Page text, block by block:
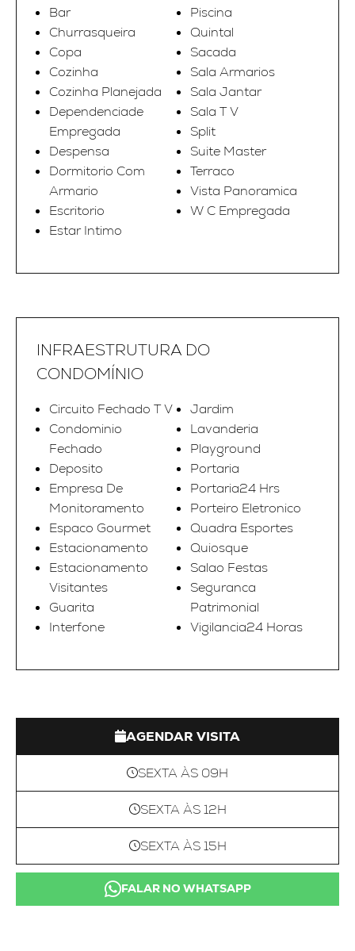
Bar
Churrasqueira
Copa
Cozinha
Cozinha Planejada
Dependenciade
Empregada
Despensa
Dormitorio Com
Armario
Escritorio
Estar Intimo
Piscina
Quintal
Sacada
Sala Armarios
Sala Jantar
Sala T V
Split
Suite Master
Terraco
Vista Panoramica
W C Empregada
INFRAESTRUTURA DO
CONDOMÍNIO
Circuito Fechado T V
Condominio
Fechado
Deposito
Empresa De
Monitoramento
Espaco Gourmet
Estacionamento
Estacionamento
Visitantes
Guarita
Interfone
Jardim
Lavanderia
Playground
Portaria
Portaria24 Hrs
Porteiro Eletronico
Quadra Esportes
Quiosque
Salao Festas
Seguranca
Patrimonial
Vigilancia24 Horas
AGENDAR VISITA
SEXTA ÀS 09H
SEXTA ÀS 12H
SEXTA ÀS 15H
FALAR NO WHATSAPP